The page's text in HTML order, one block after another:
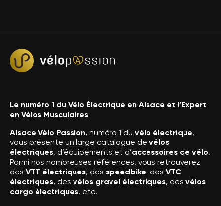
Le numéro 1 du Vélo Électrique en Alsace et l’Expert
en Vélos Musculaires
Alsace Vélo Passion, numéro 1 du vélo électrique,
vous présente un large catalogue de vélos
électriques, d’équipements et d’accessoires de vélo.
Parmi nos nombreuses références, vous retrouverez
des VTT électriques, des speedbike, des VTC
électriques, des vélos gravel électriques, des vélos
cargo électriques, etc.